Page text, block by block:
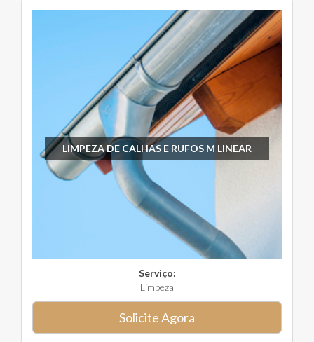
LIMPEZA DE CALHAS E RUFOS M LINEAR
Serviço:
Limpeza
Solicite Agora